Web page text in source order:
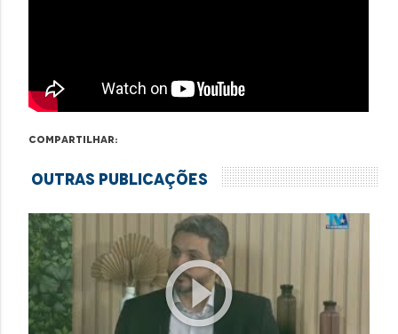
Compartilhar:
Outras Publicações
play_circle_outline